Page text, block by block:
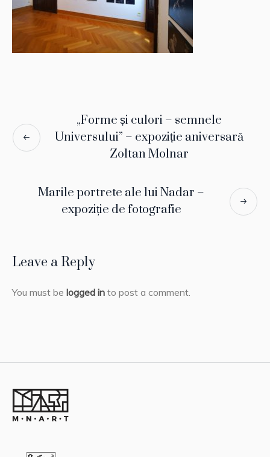
„Forme și culori – semnele
Universului” – expoziție aniversară
Zoltan Molnar
Marile portrete ale lui Nadar –
expoziție de fotografie
Leave a Reply
You must be logged in to post a comment.